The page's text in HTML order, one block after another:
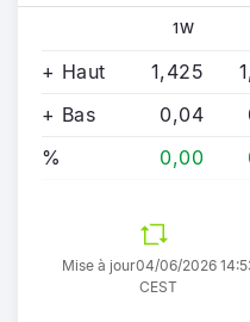
1W
+ Haut 1,425
+ Bas
0,04
%
0,00
Mise à jour04/06/2026
CEST